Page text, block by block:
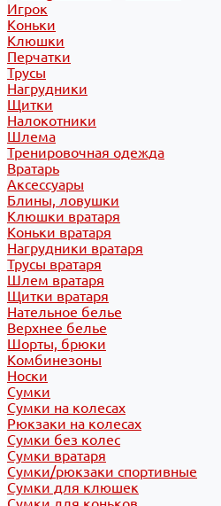
Игрок
Коньки
Клюшки
Перчатки
Трусы
Нагрудники
Щитки
Налокотники
Шлема
Тренировочная одежда
Вратарь
Аксессуары
Блины, ловушки
Клюшки вратаря
Коньки вратаря
Нагрудники вратаря
Трусы вратаря
Шлем вратаря
Щитки вратаря
Нательное белье
Верхнее белье
Шорты, брюки
Комбинезоны
Носки
Сумки
Сумки на колесах
Рюкзаки на колесах
Сумки без колес
Сумки вратаря
Сумки/рюкзаки спортивные
Сумки для клюшек